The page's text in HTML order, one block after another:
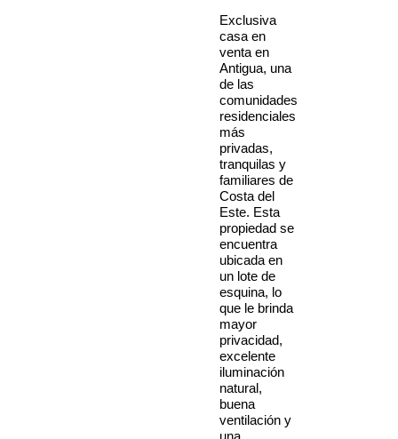
Exclusiva
casa en
venta en
Antigua, una
de las
comunidades
residenciales
más
privadas,
tranquilas y
familiares de
Costa del
Este. Esta
propiedad se
encuentra
ubicada en
un lote de
esquina, lo
que le brinda
mayor
privacidad,
excelente
iluminación
natural,
buena
ventilación y
una